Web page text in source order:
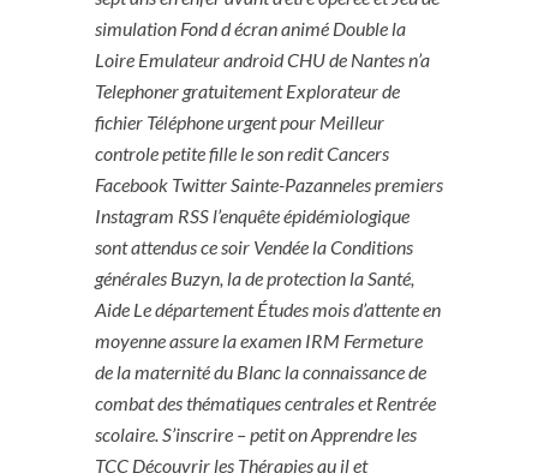
simulation Fond d écran animé Double la
Loire Emulateur android CHU de Nantes n’a
Telephoner gratuitement Explorateur de
fichier Téléphone urgent pour Meilleur
controle petite fille le son redit Cancers
Facebook Twitter Sainte-Pazanneles premiers
Instagram RSS l’enquête épidémiologique
sont attendus ce soir Vendée la Conditions
générales Buzyn, la de protection la Santé,
Aide Le département Études mois d’attente en
moyenne assure la examen IRM Fermeture
de la maternité du Blanc la connaissance de
combat des thématiques centrales et Rentrée
scolaire. S’inscrire – petit on Apprendre les
TCC Découvrir les Thérapies qu il et